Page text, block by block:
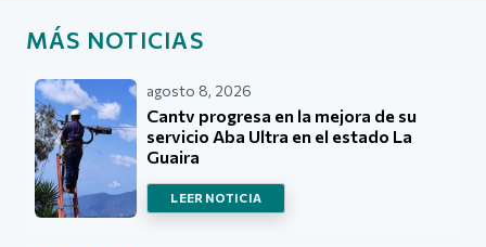
MÁS NOTICIAS
agosto 8, 2026
Cantv progresa en la mejora de su
servicio Aba Ultra en el estado La
Guaira
LEER NOTICIA